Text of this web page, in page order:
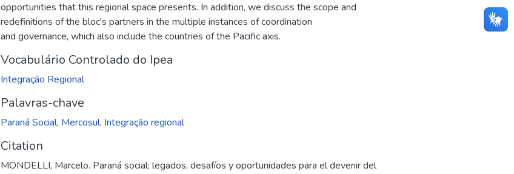
opportunities that this regional space presents. In addition, we discuss the scope and
redefinitions of the bloc's partners in the multiple instances of coordination
and governance, which also include the countries of the Pacific axis.
Vocabulário Controlado do Ipea
Integração Regional
Palavras-chave
Paraná Social, Mercosul, Integração regional
Citation
MONDELLI, Marcelo. Paraná social: legados, desafíos y oportunidades para el devenir del